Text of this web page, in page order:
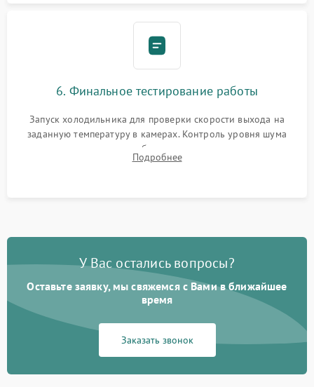
6. Финальное тестирование работы
Запуск холодильника для проверки скорости выхода на
заданную температуру в камерах. Контроль уровня шума
компрессора, отсутствия обмерзания стенок и корректного
срабатывания системы автоматической оттайки.
Подробнее
У Вас остались вопросы?
Оставьте заявку, мы свяжемся с Вами в ближайшее
время
Заказать звонок